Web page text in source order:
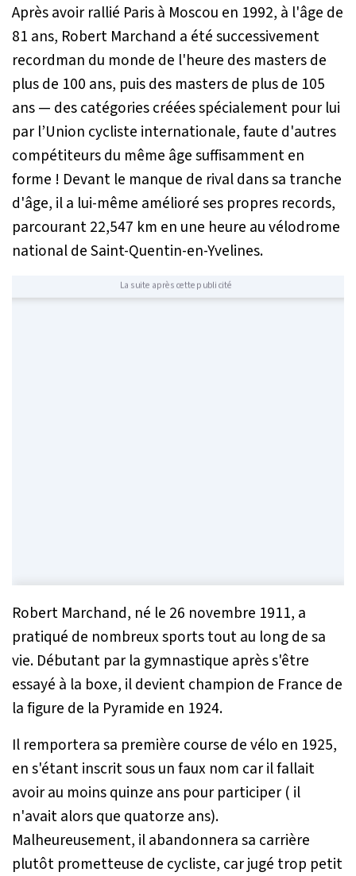
Après avoir rallié Paris à Moscou en 1992, à l'âge de
81 ans, Robert Marchand a été successivement
recordman du monde de l'heure des masters de
plus de 100 ans, puis des masters de plus de 105
ans — des catégories créées spécialement pour lui
par l’Union cycliste internationale, faute d'autres
compétiteurs du même âge suffisamment en
forme ! Devant le manque de rival dans sa tranche
d'âge, il a lui-même amélioré ses propres records,
parcourant 22,547 km en une heure au vélodrome
national de Saint-Quentin-en-Yvelines.
La suite après cette publicité
Robert Marchand, né le 26 novembre 1911, a
pratiqué de nombreux sports tout au long de sa
vie. Débutant par la gymnastique après s'être
essayé à la boxe, il devient champion de France de
la figure de la Pyramide en 1924.
Il remportera sa première course de vélo en 1925,
en s'étant inscrit sous un faux nom car il fallait
avoir au moins quinze ans pour participer ( il
n'avait alors que quatorze ans).
Malheureusement, il abandonnera sa carrière
plutôt prometteuse de cycliste, car jugé trop petit